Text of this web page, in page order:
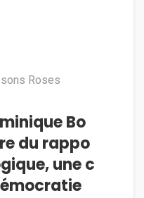
Roses
Bo
du rappo
une c